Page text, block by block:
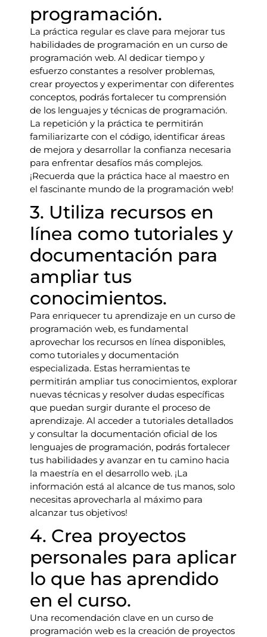
programación.
La práctica regular es clave para mejorar tus
habilidades de programación en un curso de
programación web. Al dedicar tiempo y
esfuerzo constantes a resolver problemas,
crear proyectos y experimentar con diferentes
conceptos, podrás fortalecer tu comprensión
de los lenguajes y técnicas de programación.
La repetición y la práctica te permitirán
familiarizarte con el código, identificar áreas
de mejora y desarrollar la confianza necesaria
para enfrentar desafíos más complejos.
¡Recuerda que la práctica hace al maestro en
el fascinante mundo de la programación web!
3. Utiliza recursos en
línea como tutoriales y
documentación para
ampliar tus
conocimientos.
Para enriquecer tu aprendizaje en un curso de
programación web, es fundamental
aprovechar los recursos en línea disponibles,
como tutoriales y documentación
especializada. Estas herramientas te
permitirán ampliar tus conocimientos, explorar
nuevas técnicas y resolver dudas específicas
que puedan surgir durante el proceso de
aprendizaje. Al acceder a tutoriales detallados
y consultar la documentación oficial de los
lenguajes de programación, podrás fortalecer
tus habilidades y avanzar en tu camino hacia
la maestría en el desarrollo web. ¡La
información está al alcance de tus manos, solo
necesitas aprovecharla al máximo para
alcanzar tus objetivos!
4. Crea proyectos
personales para aplicar
lo que has aprendido
en el curso.
Una recomendación clave en un curso de
programación web es la creación de proyectos